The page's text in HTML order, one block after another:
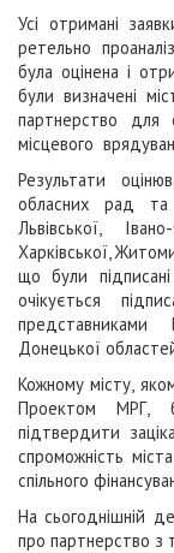
Усі отримані
ретельно
була оцінена і
були визначені
партнерство для
місцевого
Результати
обласних рад та
Львівської,
Харківської,
що були
очікується
представниками
Донецької
Кожному місту,
Проектом МРГ,
підтвердити
спроможність
спільного
На сьогоднішній
про партнерство з